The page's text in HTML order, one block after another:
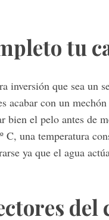
tu
inversión que sea un
acabar con un
bien el pelo antes de
C, una temperatura
ya que el agua
del